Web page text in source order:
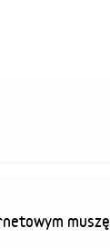
muszę